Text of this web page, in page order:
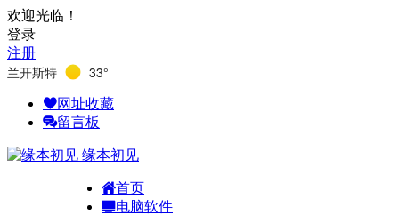
欢迎光临！
登录
注册
兰开斯特 33°
网址收藏
留言板
缘本初见
首页
电脑软件